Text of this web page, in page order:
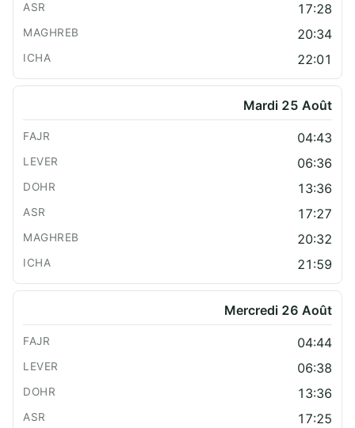
17:28
20:34
22:01
Mardi 25 Août
04:43
06:36
13:36
17:27
20:32
21:59
Mercredi 26 Août
04:44
06:38
13:36
17:25